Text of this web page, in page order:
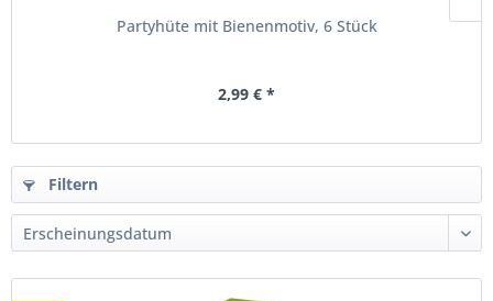
Partyhüte mit Bienenmotiv, 6 Stück
2,99 € *
Filtern